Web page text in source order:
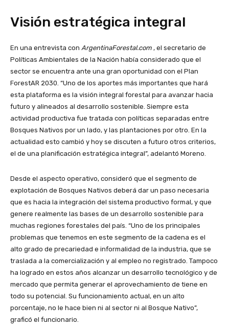
Visión estratégica integral
En una entrevista con ArgentinaForestal.com , el secretario de
Políticas Ambientales de la Nación había considerado que el
sector se encuentra ante una gran oportunidad con el Plan
ForestAR 2030. “Uno de los aportes más importantes que hará
esta plataforma es la visión integral forestal para avanzar hacia
futuro y alineados al desarrollo sostenible. Siempre esta
actividad productiva fue tratada con políticas separadas entre
Bosques Nativos por un lado, y las plantaciones por otro. En la
actualidad esto cambió y hoy se discuten a futuro otros criterios,
el de una planificación estratégica integral”, adelantó Moreno.
Desde el aspecto operativo, consideró que el segmento de
explotación de Bosques Nativos deberá dar un paso necesaria
que es hacia la integración del sistema productivo formal, y que
genere realmente las bases de un desarrollo sostenible para
muchas regiones forestales del país. “Uno de los principales
problemas que tenemos en este segmento de la cadena es el
alto grado de precariedad e informalidad de la industria, que se
traslada a la comercialización y al empleo no registrado. Tampoco
ha logrado en estos años alcanzar un desarrollo tecnológico y de
mercado que permita generar el aprovechamiento de tiene en
todo su potencial. Su funcionamiento actual, en un alto
porcentaje, no le hace bien ni al sector ni al Bosque Nativo”,
graficó el funcionario.